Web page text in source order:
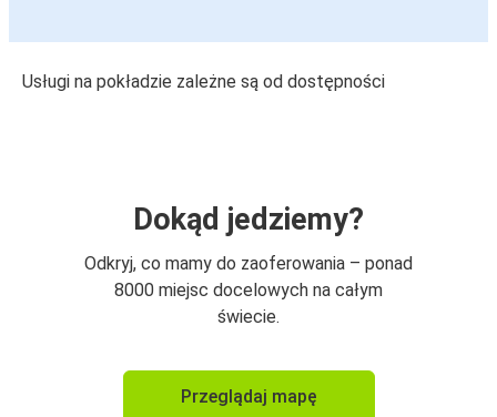
Usługi na pokładzie zależne są od dostępności
Dokąd jedziemy?
Odkryj, co mamy do zaoferowania – ponad
8000 miejsc docelowych na całym
świecie.
Przeglądaj mapę